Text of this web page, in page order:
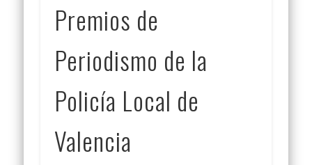
Premios de
Periodismo de la
Policía Local de
Valencia